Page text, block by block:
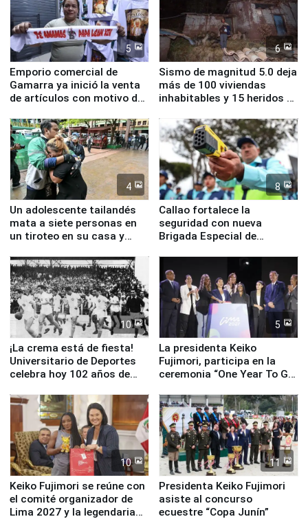
5
Emporio comercial de
Gamarra ya inició la venta
de artículos con motivo de
6
Sismo de magnitud 5.0 deja
más de 100 viviendas
inhabitables y 15 heridos en
4
Un adolescente tailandés
mata a siete personas en
un tiroteo en su casa y
8
Callao fortalece la
seguridad con nueva
Brigada Especial de
equipamiento para
Serenazgo
10
¡La crema está de fiesta!
Universitario de Deportes
celebra hoy 102 años de
5
La presidenta Keiko
Fujimori, participa en la
ceremonia “One Year To Go
10
Keiko Fujimori se reúne con
el comité organizador de
Lima 2027 y la legendaria
11
Presidenta Keiko Fujimori
asiste al concurso
ecuestre “Copa Junín”